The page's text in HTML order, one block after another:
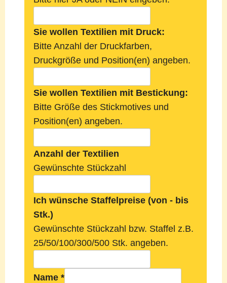
Sie wollen Textilien mit Druck:
Bitte Anzahl der Druckfarben,
Druckgröße und Position(en) angeben.
Sie wollen Textilien mit Bestickung:
Bitte Größe des Stickmotives und
Position(en) angeben.
Anzahl der Textilien
Gewünschte Stückzahl
Ich wünsche Staffelpreise (von - bis
Stk.)
Gewünschte Stückzahl bzw. Staffel z.B.
25/50/100/300/500 Stk. angeben.
Name *